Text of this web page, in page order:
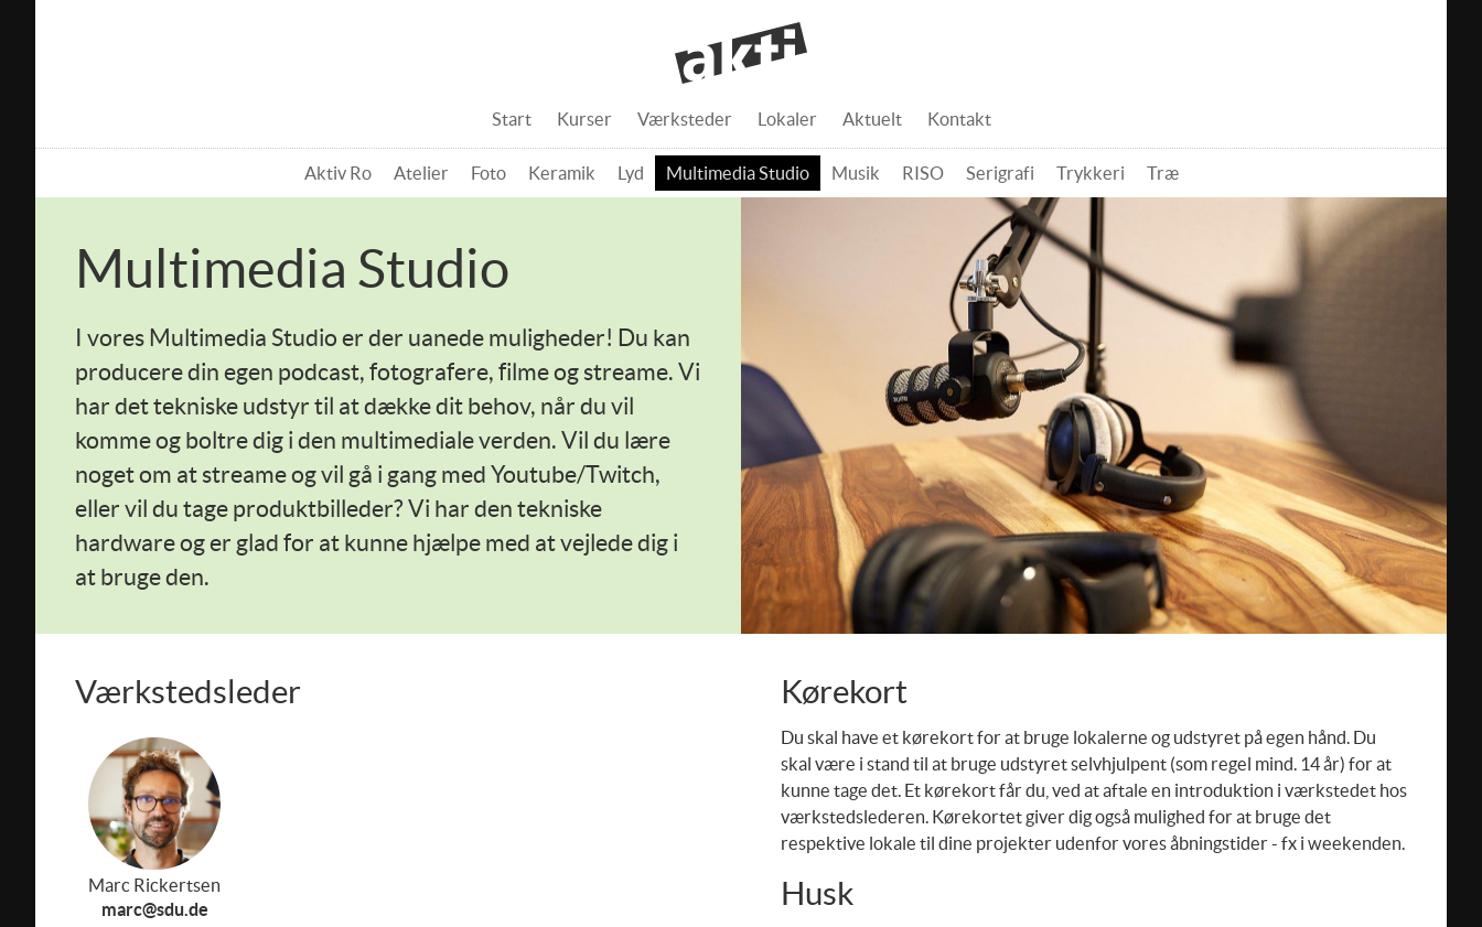
Start Kurser Værksteder Lokaler Aktuelt Kontakt
Aktiv Ro Atelier Foto Keramik Lyd Multimedia Studio Musik RISO Serigrafi Trykkeri Træ
Multimedia Studio
I vores Multimedia Studio er der uanede muligheder! Du kan
producere din egen podcast, fotografere, filme og streame. Vi
har det tekniske udstyr til at dække dit behov, når du vil
komme og boltre dig i den multimediale verden. Vil du lære
noget om at streame og vil gå i gang med Youtube/Twitch,
eller vil du tage produktbilleder? Vi har den tekniske
hardware og er glad for at kunne hjælpe med at vejlede dig i
at bruge den.
Værkstedsleder
Marc Rickertsen
marc@sdu.de
Kørekort
Du skal have et kørekort for at bruge lokalerne og udstyret på egen hånd. Du
skal være i stand til at bruge udstyret selvhjulpent (som regel mind. 14 år) for at
kunne tage det. Et kørekort får du, ved at aftale en introduktion i værkstedet hos
værkstedslederen. Kørekortet giver dig også mulighed for at bruge det
respektive lokale til dine projekter udenfor vores åbningstider - fx i weekenden.
Husk